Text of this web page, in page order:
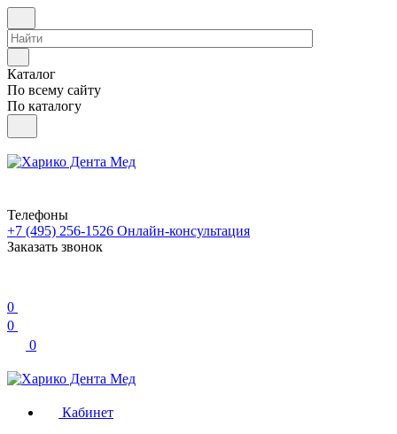
Каталог
По всему сайту
По каталогу
Телефоны
+7 (495) 256-1526 Онлайн-консультация
Заказать звонок
0
0
0
Кабинет